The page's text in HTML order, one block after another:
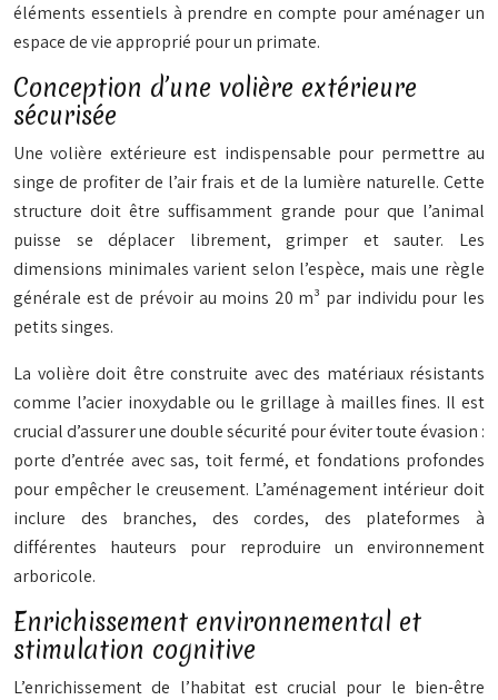
éléments essentiels à prendre en compte pour aménager un
espace de vie approprié pour un primate.
Conception d’une volière extérieure
sécurisée
Une volière extérieure est indispensable pour permettre au
singe de profiter de l’air frais et de la lumière naturelle. Cette
structure doit être suffisamment grande pour que l’animal
puisse se déplacer librement, grimper et sauter. Les
dimensions minimales varient selon l’espèce, mais une règle
générale est de prévoir au moins 20 m³ par individu pour les
petits singes.
La volière doit être construite avec des matériaux résistants
comme l’acier inoxydable ou le grillage à mailles fines. Il est
crucial d’assurer une double sécurité pour éviter toute évasion :
porte d’entrée avec sas, toit fermé, et fondations profondes
pour empêcher le creusement. L’aménagement intérieur doit
inclure des branches, des cordes, des plateformes à
différentes hauteurs pour reproduire un environnement
arboricole.
Enrichissement environnemental et
stimulation cognitive
L’enrichissement de l’habitat est crucial pour le bien-être